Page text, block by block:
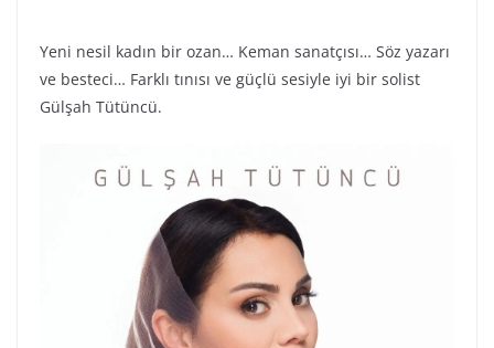
Yeni nesil kadın bir ozan… Keman sanatçısı… Söz yazarı
ve besteci… Farklı tınısı ve güçlü sesiyle iyi bir solist
Gülşah Tütüncü.